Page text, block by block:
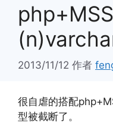
2013/11/12 作者
很自虐的搭配
型被截断了。